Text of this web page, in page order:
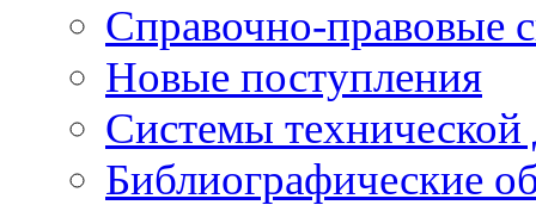
Справочно-правовые
Новые поступления
Cистемы
Библиографические